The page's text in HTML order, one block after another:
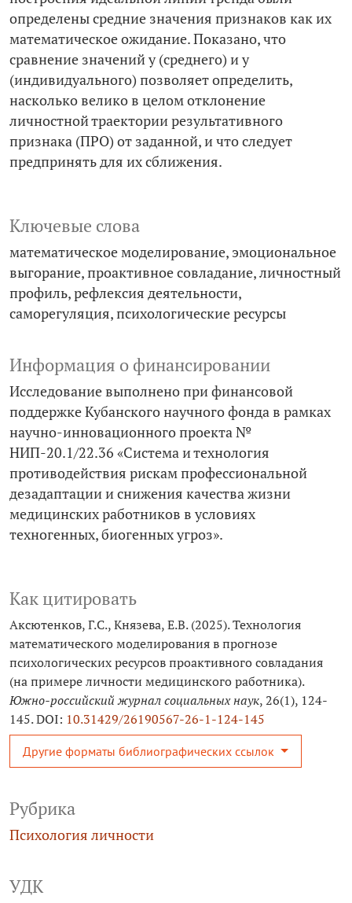
Рубрика
Психология личности
УДК
Как цитировать
Аксютенков, Г.С., Князева, Е.В. (2025). Технология
математического моделирования в прогнозе
психологических ресурсов проактивного совладания
(на примере личности медицинского работника).
Южно-российский журнал социальных наук, 26(1), 124-
145. DOI: 10.31429/26190567-26-1-124-145
Другие форматы библиографических ссылок
определены средние значения признаков как их
математическое ожидание. Показано, что
сравнение значений у (среднего) и у
(индивидуального) позволяет определить,
насколько велико в целом отклонение
личностной траектории результативного
признака (ПРО) от заданной, и что следует
предпринять для их сближения.
Ключевые слова
математическое моделирование эмоциональное
выгорание проактивное совладание личностный
профиль рефлексия деятельности
саморегуляция психологические ресурсы
Информация о финансировании
Исследование выполнено при финансовой
поддержке Кубанского научного фонда в рамках
научно-инновационного проекта №
НИП-20.1/22.36 «Система и технология
противодействия рискам профессиональной
дезадаптации и снижения качества жизни
медицинских работников в условиях
техногенных, биогенных угроз».